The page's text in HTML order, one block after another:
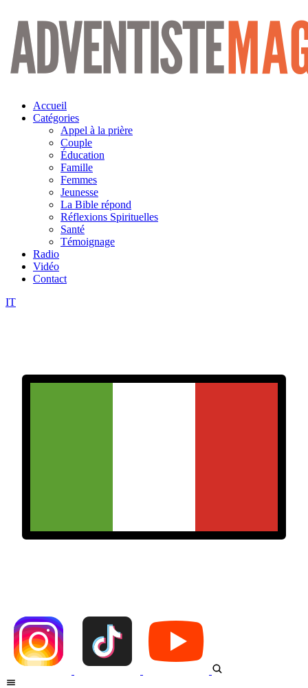
Aller
contenu
Accueil
Catégories
Appel à la prière
Couple
Éducation
Famille
Femmes
Jeunesse
La Bible répond
Réflexions Spirituelles
Santé
Témoignage
Radio
Vidéo
Contact
IT